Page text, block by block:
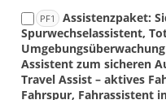
PF1
Assistenzpaket:
Spurwechselassistent,
Assistent zum sicheren
Travel Assist – aktives
Fahrspur, Fahrassistent